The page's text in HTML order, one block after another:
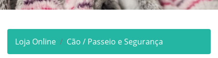
Loja Online Cão / Passeio e Segurança